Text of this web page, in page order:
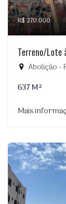
R$ 270.000
Terreno/Lote
Abolição -
637 M²
Mais